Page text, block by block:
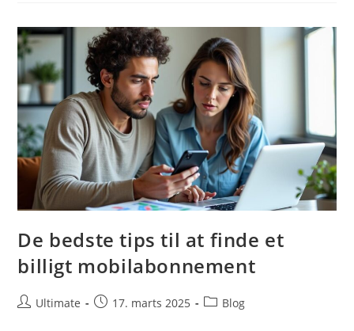
Internet
Priser
De bedste tips til at finde et
billigt mobilabonnement
PostUltimate
Post17. marts 2025
PostBlog